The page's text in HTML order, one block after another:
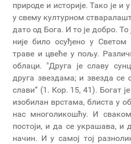
природе и историје. Тако је и
у свему културном
дато од Бога. И то је добро.
није било осуђено у Светом
траве и цвеће у пољу.
облаци. "Друга је славу
друга звездама; и звезда се
слави” (1. Кор. 15, 41). Богат
изобилан врстама, блиста у
нас многоликошћу. И
постоји, и да се украшава, и
начин. И у самој тој